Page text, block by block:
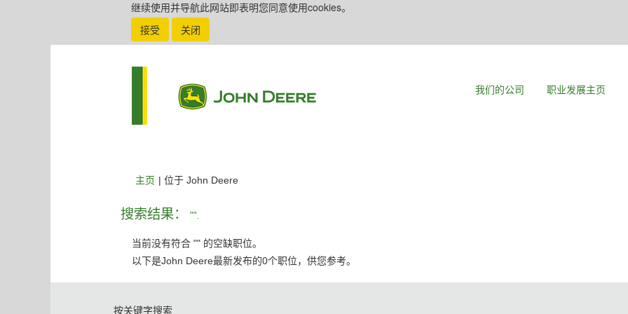
继续使用并导航此网站即表明您同意使用cookies。
接受
关闭
我们的公司 职业发展主页
主页 | 位于 John Deere（当
搜索结果： "".
当前没有符合 "" 的空缺职位。
以下是John Deere最新发布的0个职位，供您参考。
按关键字搜索